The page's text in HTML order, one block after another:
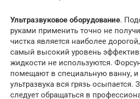
Ультразвуковое оборудование.
руками применить точно не
чистка является наиболее
самый высокий уровень
жидкости не используются.
помещают в специальную ванну,
ультразвука вся грязь осыпается.
следует обращаться в